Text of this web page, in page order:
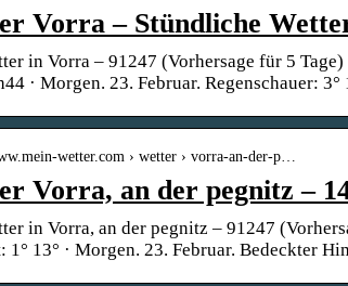
Vorra – Stündliche
in Vorra – 91247 (Vorhersage für 5
· Morgen. 23. Februar. Regenschauer: 3°
wetter.com › wetter › vorra-an-der-p…
Vorra, an der pegnitz –
in Vorra, an der pegnitz – 91247
1° 13° · Morgen. 23. Februar. Bedeckter